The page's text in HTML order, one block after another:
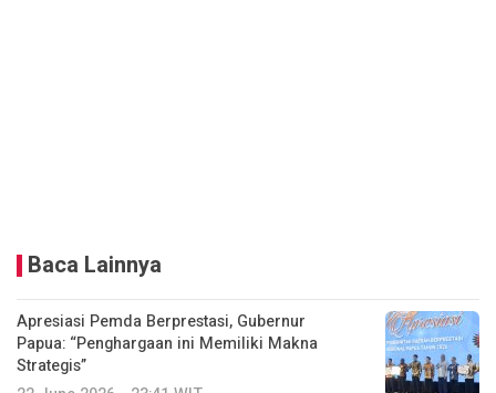
Baca Lainnya
Apresiasi Pemda Berprestasi, Gubernur
Papua: “Penghargaan ini Memiliki Makna
Strategis”